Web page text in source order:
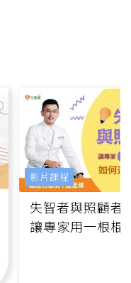
失智者與照顧者
讓專家用一根棍
影片課程